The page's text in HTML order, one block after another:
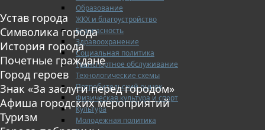
Образование
ЖКХ и благоустройство
Безопасность
Здравоохранение
Социальная политика
Транспортное обслуживание
Технологические схемы
Потребительский рынок
Физическая культура и спорт
Культура
Молодежная политика
Устав города
Символика города
История города
Почетные граждане
Город героев
Знак «За заслуги перед городом»
Афиша городских мероприятий
Туризм